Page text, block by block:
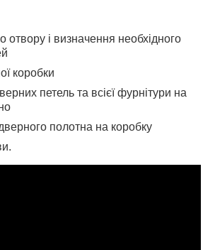
отвору і визначення необхідного
коробки
петель та всієї фурнітури на
полотна на коробку